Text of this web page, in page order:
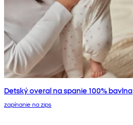
Detský overal na spanie 100% bavlna
zapínanie na zips